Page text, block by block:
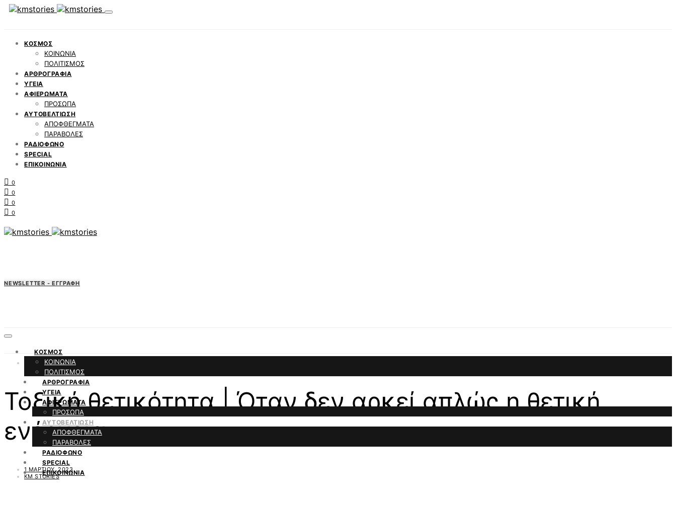
ΚΟΣΜΟΣ
ΚΟΙΝΩΝΙΑ
ΠΟΛΙΤΙΣΜΟΣ
ΑΡΘΡΟΓΡΑΦΙΑ
ΥΓΕΙΑ
ΑΦΙΕΡΩΜΑΤΑ
ΠΡΟΣΩΠΑ
ΑΥΤΟΒΕΛΤΙΩΣΗ
ΑΠΟΦΘΕΓΜΑΤΑ
ΠΑΡΑΒΟΛΕΣ
ΡΑΔΙΟΦΩΝΟ
SPECIAL
ΕΠΙΚΟΙΝΩΝΙΑ
0
0
0
0
NEWSLETTER - ΕΓΓΡΑΦΗ
ΚΟΣΜΟΣ
ΚΟΙΝΩΝΙΑ
ΠΟΛΙΤΙΣΜΟΣ
ΑΡΘΡΟΓΡΑΦΙΑ
ΥΓΕΙΑ
ΑΦΙΕΡΩΜΑΤΑ
ΠΡΟΣΩΠΑ
ΑΥΤΟΒΕΛΤΙΩΣΗ
ΑΠΟΦΘΕΓΜΑΤΑ
ΠΑΡΑΒΟΛΕΣ
ΡΑΔΙΟΦΩΝΟ
SPECIAL
ΕΠΙΚΟΙΝΩΝΙΑ
ΑΥΤΟΒΕΛΤΙΩΣΗ
Τοξική θετικότητα | Όταν δεν αρκεί απλώς η θετική
ενέργεια
1 ΜΑΡΤΊΟΥ, 2023
KM STORIES